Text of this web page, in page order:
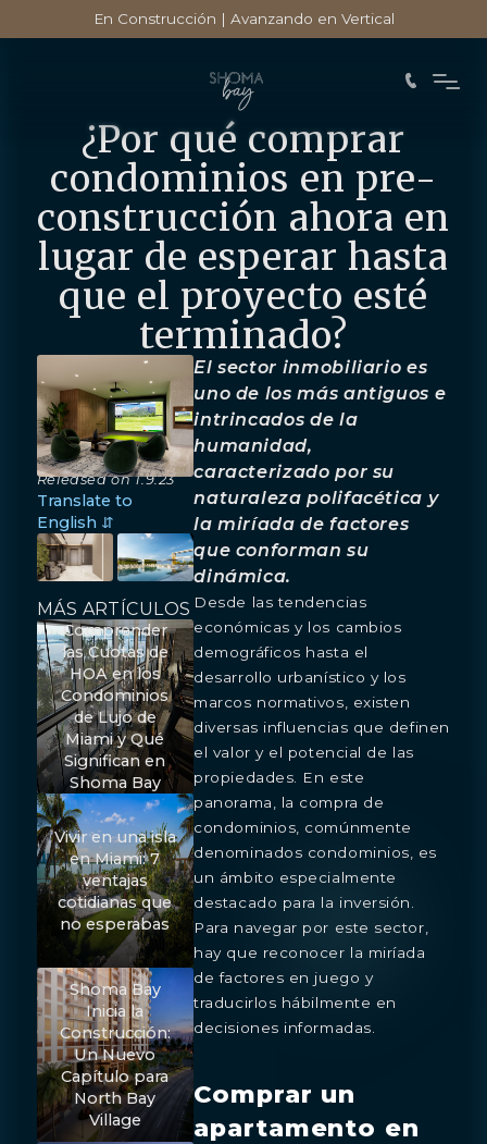
En Construcción | Avanzando en Vertical
¿Por qué comprar
condominios en pre-
construcción ahora en
lugar de esperar hasta
que el proyecto esté
terminado?
Released on1.9.23
Translate to
English ⇵
MÁS ARTÍCULOS
Comprender
las Cuotas de
HOA en los
Condominios
de Lujo de
Miami y Qué
Significan en
Shoma Bay
Vivir en una isla
en Miami: 7
ventajas
cotidianas que
no esperabas
Shoma Bay
Inicia la
Construcción:
Un Nuevo
Capítulo para
North Bay
Village
El sector inmobiliario es
uno de los más antiguos e
intrincados de la
humanidad,
caracterizado por su
naturaleza polifacética y
la miríada de factores
que conforman su
dinámica.
Desde las tendencias
económicas y los cambios
demográficos hasta el
desarrollo urbanístico y los
marcos normativos, existen
diversas influencias que definen
el valor y el potencial de las
propiedades. En este
panorama, la compra de
condominios, comúnmente
denominados condominios, es
un ámbito especialmente
destacado para la inversión.
Para navegar por este sector,
hay que reconocer la miríada
de factores en juego y
traducirlos hábilmente en
decisiones informadas.
Comprar un
apartamento en